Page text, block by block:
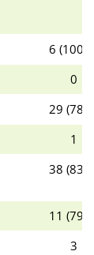
6 (100
0
29 (78
1
38 (83
11 (79
3